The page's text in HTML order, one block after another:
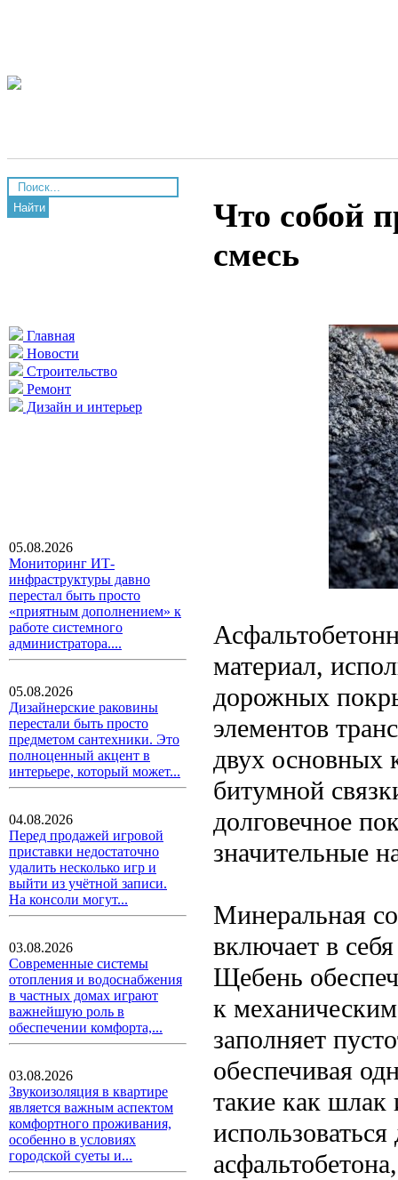
Найти
Главная
Новости
Строительство
Ремонт
Дизайн и интерьер
05.08.2026
Мониторинг ИТ-
инфраструктуры давно
перестал быть просто
«приятным дополнением» к
работе системного
администратора....
05.08.2026
Дизайнерские раковины
перестали быть просто
предметом сантехники. Это
полноценный акцент в
интерьере, который может...
04.08.2026
Перед продажей игровой
приставки недостаточно
удалить несколько игр и
выйти из учётной записи.
На консоли могут...
03.08.2026
Современные системы
отопления и водоснабжения
в частных домах играют
важнейшую роль в
обеспечении комфорта,...
03.08.2026
Звукоизоляция в квартире
является важным аспектом
комфортного проживания,
особенно в условиях
городской суеты и...
Что собой
смесь
материал,
дорожных
элементов
двух основных
битумной
долговечное
значительные
Минеральная
включает в
Щебень
к
заполняет
обеспечивая
такие как шлак